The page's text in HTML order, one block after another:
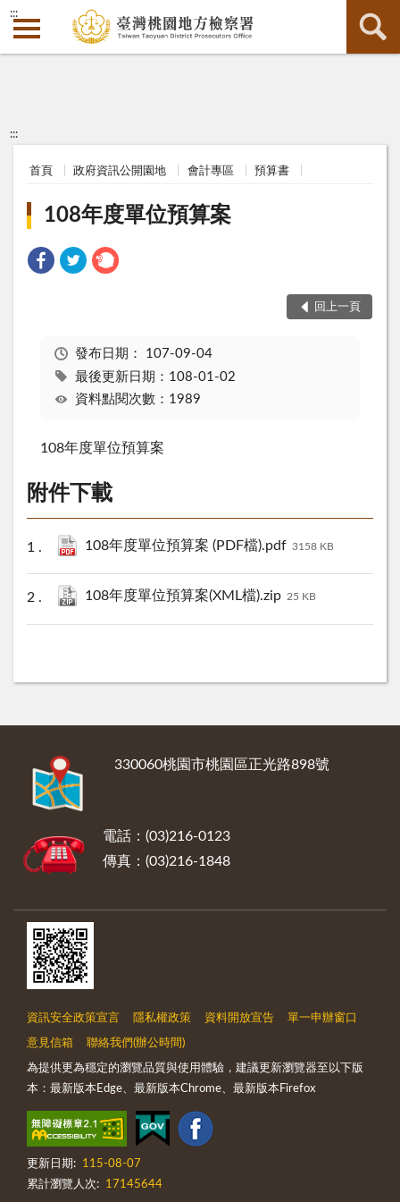
:::
:::
首頁 政府資訊公開園地 會計專區 預算書
108年度單位預算案
回上一頁
發布日期： 107-09-04
最後更新日期：108-01-02
資料點閱次數：1989
108年度單位預算案
附件下載
108年度單位預算案 (PDF檔).pdf 3158 KB
108年度單位預算案(XML檔).zip 25 KB
330060桃園市桃園區正光路898號
電話：(03)216-0123
傳真：(03)216-1848
資訊安全政策宣言 隱私權政策 資料開放宣告 單一申辦窗口
意見信箱 聯絡我們(辦公時間)
為提供更為穩定的瀏覽品質與使用體驗，建議更新瀏覽器至以下版
本：最新版本Edge、最新版本Chrome、最新版本Firefox
更新日期:
115-08-07
累計瀏覽人次:
17145644